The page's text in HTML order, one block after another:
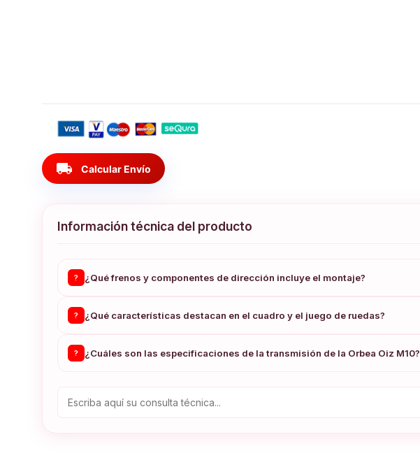
local_shipping Calcular Envío
Información técnica del producto
? ¿Qué frenos y componentes de dirección incluye el montaje?
? ¿Qué características destacan en el cuadro y el juego de ruedas?
? ¿Cuáles son las especificaciones de la transmisión de la Orbea Oiz M10?